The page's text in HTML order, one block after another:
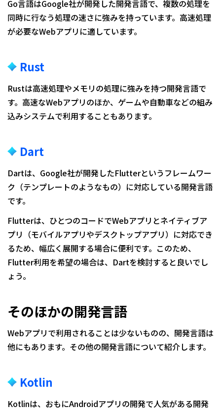
Go言語はGoogle社が開発した開発言語で、複数の処理を
同時に行なう処理の速さに強みを持っています。高速処理
が必要なWebアプリに適しています。
Rust
Rustは高速処理やメモリの処理に強みを持つ開発言語で
す。高速なWebアプリのほか、ゲームや自動車などの組み
込みシステムで利用することもあります。
Dart
Dartは、Google社が開発したFlutterというフレームワー
ク（テンプレートのようなもの）に対応している開発言語
です。
Flutterは、ひとつのコードでWebアプリとネイティブア
プリ（モバイルアプリやデスクトップアプリ）に対応でき
るため、幅広く展開する場合に便利です。このため、
Flutter利用を希望の場合は、Dartを検討すると良いでし
ょう。
そのほかの開発言語
Webアプリで利用されることは少ないものの、開発言語は
他にもあります。その他の開発言語について紹介します。
Kotlin
Kotlinは、おもにAndroidアプリの開発で人気がある開発